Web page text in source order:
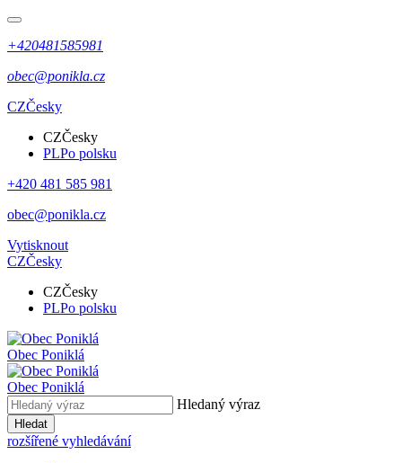
+420481585981
obec@ponikla.cz
CZČesky
CZČesky
PLPo polsku
+420 481 585 981
obec@ponikla.cz
Vytisknout
CZČesky
CZČesky
PLPo polsku
Obec Poniklá
Obec Poniklá
Hledaný výraz
Hledat
rozšířené vyhledávání